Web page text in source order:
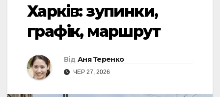
Харків: зупинки,
графік, маршрут
Від Аня Теренко
ЧЕР 27, 2026